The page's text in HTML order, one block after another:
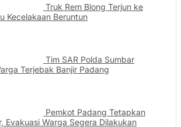
Truk Rem Blong Terjun ke
Kecelakaan Beruntun
Tim SAR Polda Sumbar
Terjebak Banjir Padang
Pemkot Padang Tetapkan
Evakuasi Warga Segera Dilakukan